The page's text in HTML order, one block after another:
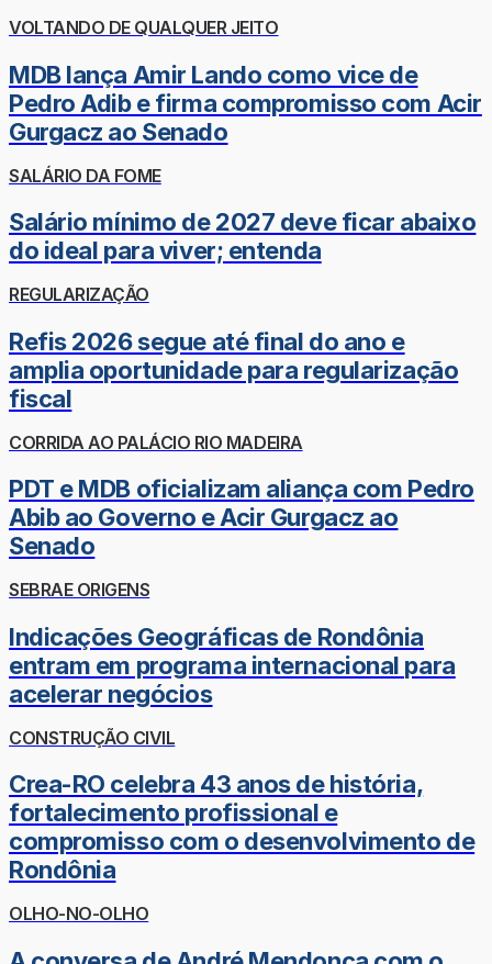
VOLTANDO DE QUALQUER JEITO
MDB lança Amir Lando como vice de
Pedro Adib e firma compromisso com Acir
Gurgacz ao Senado
SALÁRIO DA FOME
Salário mínimo de 2027 deve ficar abaixo
do ideal para viver; entenda
REGULARIZAÇÃO
Refis 2026 segue até final do ano e
amplia oportunidade para regularização
fiscal
CORRIDA AO PALÁCIO RIO MADEIRA
PDT e MDB oficializam aliança com Pedro
Abib ao Governo e Acir Gurgacz ao
Senado
SEBRAE ORIGENS
Indicações Geográficas de Rondônia
entram em programa internacional para
acelerar negócios
CONSTRUÇÃO CIVIL
Crea-RO celebra 43 anos de história,
fortalecimento profissional e
compromisso com o desenvolvimento de
Rondônia
OLHO-NO-OLHO